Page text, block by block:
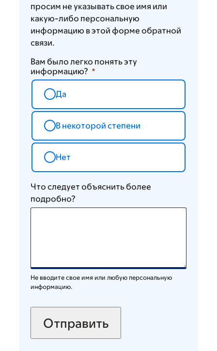
просим не указывать свое имя или
какую-либо персональную
информацию в этой форме обратной
связи.
Вам было легко понять эту
информацию?
Да
В некоторой степени
Нет
Что следует объяснить более
подробно?
Не вводите свое имя или любую персональную
информацию.